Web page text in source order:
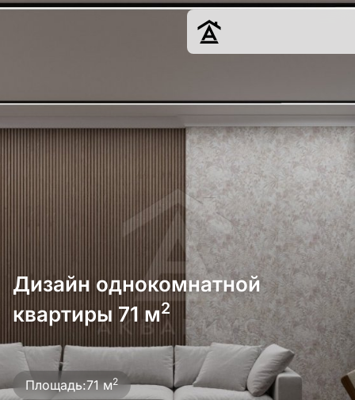
Ремонт
Цены
Наши работы
О нас
Контакты
г. Краснодар
8 (861) 945-12-
34
Обсудить
проект
Дизайн однокомнатной
квартиры 71 м2
Площадь:71 м2